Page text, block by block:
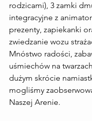
rodzicami), 3 zamki
integracyjne z
prezenty, zapiekanki
zwiedzanie wozu
Mnóstwo radości,
uśmiechów na
dużym skrócie
mogliśmy
Naszej Arenie.